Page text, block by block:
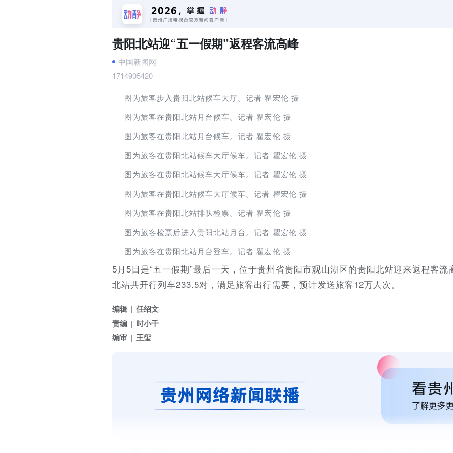
贵阳北站迎“五一假期”返程客流高峰
中国新闻网
1714905420
图为旅客步入贵阳北站候车大厅。记者 瞿宏伦 摄
图为旅客在贵阳北站月台候车。记者 瞿宏伦 摄
图为旅客在贵阳北站月台候车。记者 瞿宏伦 摄
图为旅客在贵阳北站候车大厅候车。记者 瞿宏伦 摄
图为旅客在贵阳北站候车大厅候车。记者 瞿宏伦 摄
图为旅客在贵阳北站候车大厅候车。记者 瞿宏伦 摄
图为旅客在贵阳北站排队检票。记者 瞿宏伦 摄
图为旅客检票后进入贵阳北站月台。记者 瞿宏伦 摄
图为旅客在贵阳北站月台登车。记者 瞿宏伦 摄
5月5日是“五一假期”最后一天，位于贵州省贵阳市观山湖区的贵阳北站迎来返程客
北站共开行列车233.5对，满足旅客出行需要，预计发送旅客12万人次。
编辑
任绍文
责编
时小千
编审
王玺